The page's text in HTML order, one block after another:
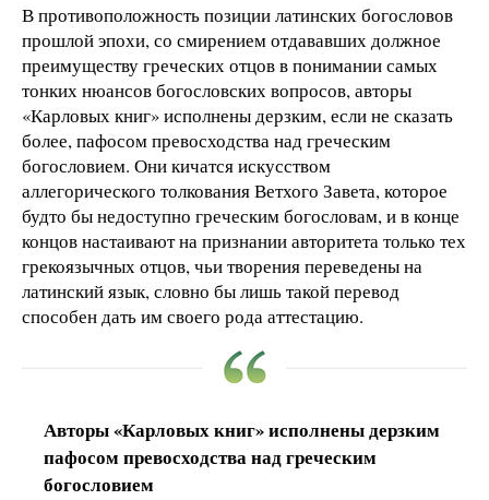
В противоположность позиции латинских богословов
прошлой эпохи, со смирением отдававших должное
преимуществу греческих отцов в понимании самых
тонких нюансов богословских вопросов, авторы
«Карловых книг» исполнены дерзким, если не сказать
более, пафосом превосходства над греческим
богословием. Они кичатся искусством
аллегорического толкования Ветхого Завета, которое
будто бы недоступно греческим богословам, и в конце
концов настаивают на признании авторитета только тех
грекоязычных отцов, чьи творения переведены на
латинский язык, словно бы лишь такой перевод
способен дать им своего рода аттестацию.
Авторы «Карловых книг» исполнены дерзким
пафосом превосходства над греческим
богословием